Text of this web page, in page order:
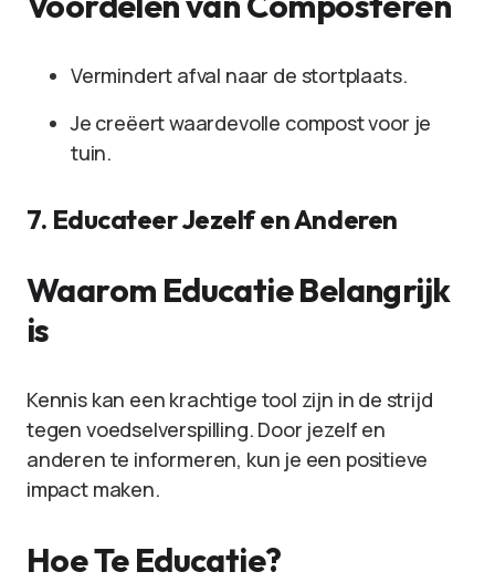
Vermindert afval naar de stortplaats.
Je creëert waardevolle compost voor je
tuin.
7. Educateer Jezelf en Anderen
Waarom Educatie Belangrijk
is
Kennis kan een krachtige tool zijn in de strijd
tegen voedselverspilling. Door jezelf en
anderen te informeren, kun je een positieve
impact maken.
Hoe Te Educatie?